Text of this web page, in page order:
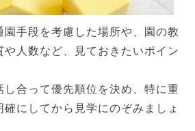
園手段を考慮した場所や、園の教
や人数など、見ておきたいポイン
し合って優先順位を決め、特に重
にしてから見学にのぞみましょ